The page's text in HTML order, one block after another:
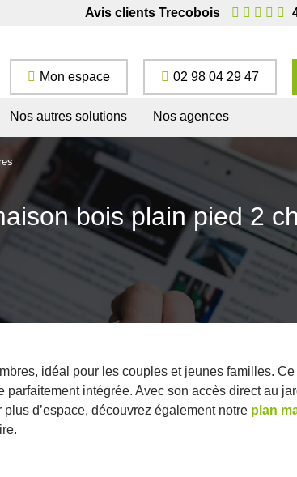
Avis clients Trecobois
Mon espace 02 98 04 29 47
Nos autres solutions Nos agences
bois plain pied 2
idéal pour les couples et jeunes familles.
intégrée. Avec son accès direct au
d’espace, découvrez également notre plan